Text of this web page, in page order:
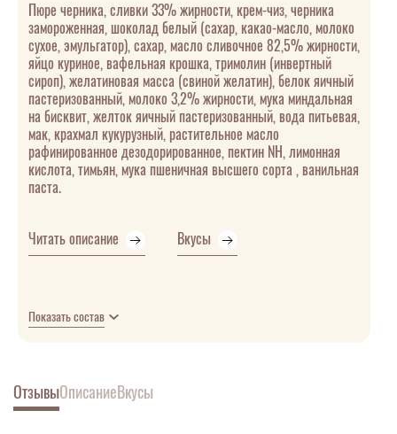
Пюре черника, сливки 33% жирности, крем-чиз, черника
замороженная, шоколад белый (сахар, какао-масло, молоко
сухое, эмульгатор), сахар, масло сливочное 82,5% жирности,
яйцо куриное, вафельная крошка, тримолин (инвертный
сироп), желатиновая масса (свиной желатин), белок яичный
пастеризованный, молоко 3,2% жирности, мука миндальная
на бисквит, желток яичный пастеризованный, вода питьевая,
мак, крахмал кукурузный, растительное масло
рафинированное дезодорированное, пектин NH, лимонная
кислота, тимьян, мука пшеничная высшего сорта , ванильная
паста.
Читать описание Вкусы
Показать состав
ОтзывыОписаниеВкусы